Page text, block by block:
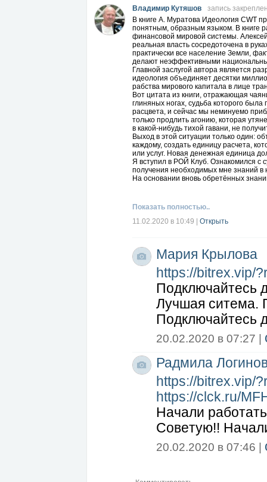
Владимир Кутяшов
запись
В книге А. Муратова Идеология CWT
понятным, образным языком. В книге
финансовой мировой системы.
реальная власть сосредоточена в
практически все население Земли,
делают неэффективными
Главной заслугой автора является
идеология объединяет десятки
рабства мирового капитала в лице
Вот цитата из книги, отражающая
глиняных ногах, судьба которого
расцвета, и сейчас мы неминуемо
только продлить агонию, которая
в какой-нибудь тихой гавани, не
Выход в этой ситуации только один:
каждому, создать единицу расчета,
или услуг. Новая денежная единица
Я вступил в РОЙ Клуб. Ознакомился с
получения необходимых мне знаний
На основании вновь обретённых
децентрализованной финансовой
центр, ядро, вокруг которого должно
сегодняшний день инструмент,
Показать полностью..
11.02.2020 в 10:49
Открыть
Мария Крылова
https://bitrex.vip/
Пoдключaйтecь
Лyчшaя cитeмa.
Пoдключaйтecь
20.02.2020 в 07:27 |
Радмила
https://bitrex.vip/
https://clck.ru/
Нaчaли
Сoвeтyю!!
20.02.2020 в 07:46 |